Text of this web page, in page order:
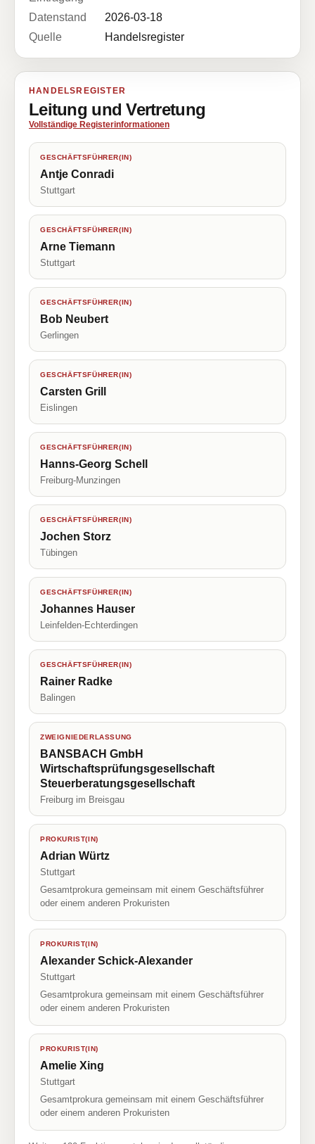
Datenstand
2026-03-18
Quelle
Handelsregister
HANDELSREGISTER
Leitung und Vertretung
Vollständige Registerinformationen
GESCHÄFTSFÜHRER(IN)
Antje Conradi
Stuttgart
GESCHÄFTSFÜHRER(IN)
Arne Tiemann
Stuttgart
GESCHÄFTSFÜHRER(IN)
Bob Neubert
Gerlingen
GESCHÄFTSFÜHRER(IN)
Carsten Grill
Eislingen
GESCHÄFTSFÜHRER(IN)
Hanns-Georg Schell
Freiburg-Munzingen
GESCHÄFTSFÜHRER(IN)
Jochen Storz
Tübingen
GESCHÄFTSFÜHRER(IN)
Johannes Hauser
Leinfelden-Echterdingen
GESCHÄFTSFÜHRER(IN)
Rainer Radke
Balingen
ZWEIGNIEDERLASSUNG
BANSBACH GmbH
Wirtschaftsprüfungsgesellschaft
Steuerberatungsgesellschaft
Freiburg im Breisgau
PROKURIST(IN)
Adrian Würtz
Stuttgart
Gesamtprokura gemeinsam mit einem Geschäftsführer
oder einem anderen Prokuristen
PROKURIST(IN)
Alexander Schick-Alexander
Stuttgart
Gesamtprokura gemeinsam mit einem Geschäftsführer
oder einem anderen Prokuristen
PROKURIST(IN)
Amelie Xing
Stuttgart
Gesamtprokura gemeinsam mit einem Geschäftsführer
oder einem anderen Prokuristen